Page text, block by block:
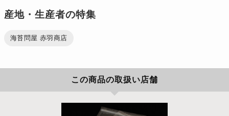
産地・生産者の特集
海苔問屋 赤羽商店
この商品の取扱い店舗